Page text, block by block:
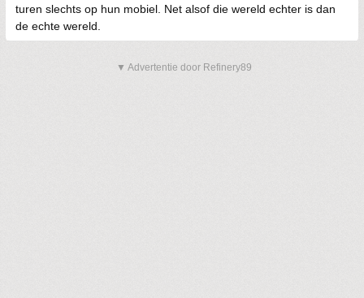
turen slechts op hun mobiel. Net alsof die wereld echter is dan
de echte wereld.
▼ Advertentie door Refinery89